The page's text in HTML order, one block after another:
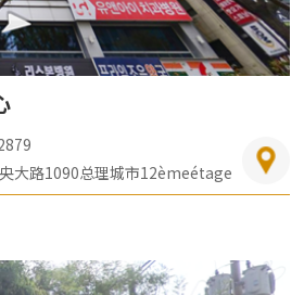
大路1090总理城市12èmeétage